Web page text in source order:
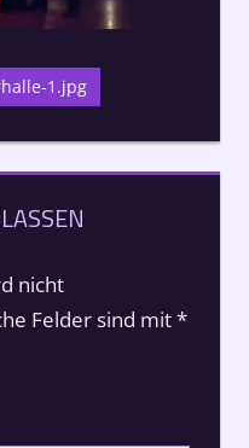
1.jpg
nicht
Felder sind mit*